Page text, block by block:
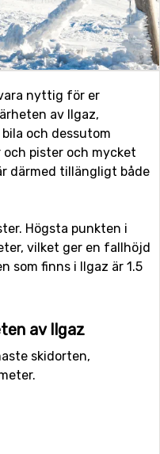
nyttig för er
av Ilgaz,
och dessutom
pister och mycket
därmed tillängligt både
Högsta punkten i
vilket ger en fallhöjd
som finns i Ilgaz är 1.5
av Ilgaz
skidorten,